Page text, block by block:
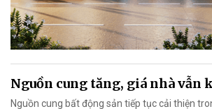
Nguồn cung tăng, giá nhà vẫn
Nguồn cung bất động sản tiếp tục cải thiện